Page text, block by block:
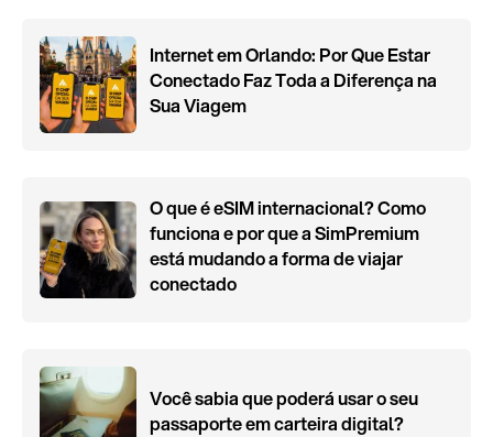
Internet em Orlando: Por Que Estar
Conectado Faz Toda a Diferença na
Sua Viagem
O que é eSIM internacional? Como
funciona e por que a SimPremium
está mudando a forma de viajar
conectado
Você sabia que poderá usar o seu
passaporte em carteira digital?